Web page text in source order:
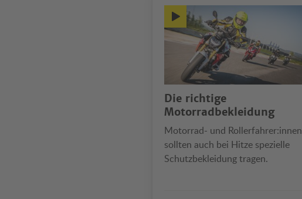
Die richtige
Motorradbekleidung
Motorrad- und Rollerfahrer:innen
sollten auch bei Hitze spezielle
Schutzbekleidung tragen.